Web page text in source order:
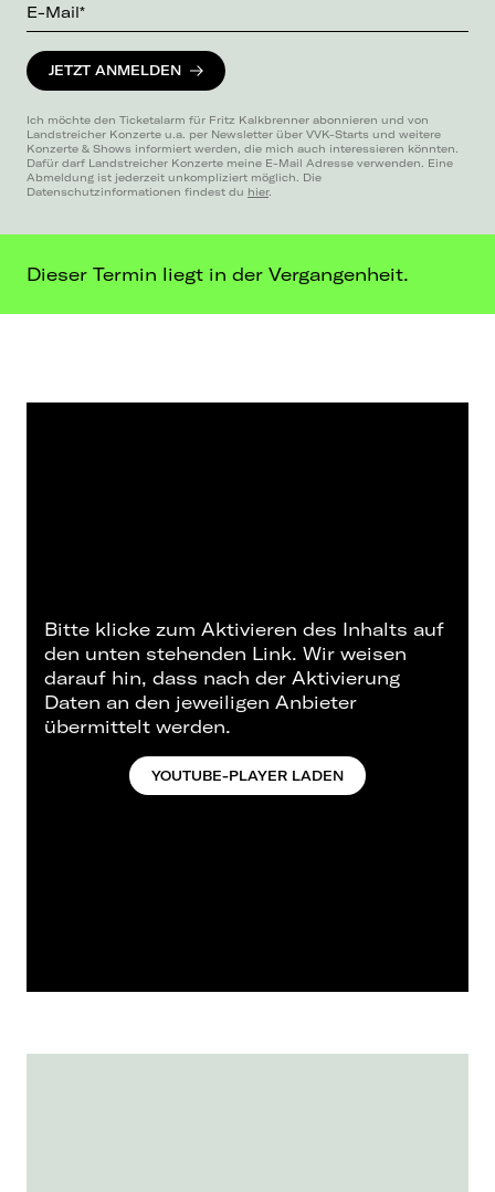
E-Mail*
JETZT ANMELDEN
Ich möchte den Ticketalarm für Fritz Kalkbrenner abonnieren und von
Landstreicher Konzerte u.a. per Newsletter über VVK-Starts und weitere
Konzerte & Shows informiert werden, die mich auch interessieren könnten.
Dafür darf Landstreicher Konzerte meine E-Mail Adresse verwenden. Eine
Abmeldung ist jederzeit unkompliziert möglich. Die
Datenschutzinformationen findest du hier.
Dieser Termin liegt in der Vergangenheit.
Bitte klicke zum Aktivieren des Inhalts auf
den unten stehenden Link. Wir weisen
darauf hin, dass nach der Aktivierung
Daten an den jeweiligen Anbieter
übermittelt werden.
YOUTUBE-PLAYER LADEN